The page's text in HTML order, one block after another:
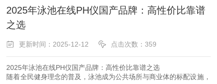
2025年泳池在线PH仪国产品牌：高性价比靠谱
之选
更新时间：2025-12-12 点击次数：359
2025年泳池在线PH仪国产品牌：高性价比靠谱之选
随着全民健身理念的普及，泳池成为公共场所与商业体的标配设施，